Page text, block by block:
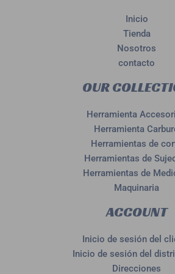
Inicio
Tienda
Nosotros
contacto
OUR
Herramienta
Herramienta
Herramientas de
Herramientas de
Herramientas de
Maquinaria
ACCOUNT
Inicio de sesión del
Inicio de sesión del
Direcciones